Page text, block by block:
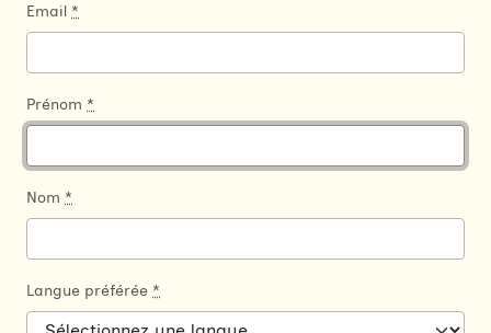
Email *
Prénom *
Nom *
Langue préférée *